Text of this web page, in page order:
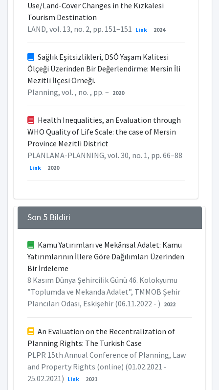
Use/Land-Cover Changes in the Kızkalesi
Tourism Destination
LAND, vol. 13, no. 2, pp. 151–151 Link 2024
Sağlık Eşitsizlikleri, DSÖ Yaşam Kalitesi
Ölçeği Üzerinden Bir Değerlendirme: Mersin İli
Mezitli İlçesi Örneği.
Planning, vol. , no. , pp. – 2020
Health Inequalities, an Evaluation through
WHO Quality of Life Scale: the case of Mersin
Province Mezitli District
PLANLAMA-PLANNING, vol. 30, no. 1, pp. 66–88
Link 2020
Son 5 Bildiri
Kamu Yatırımları ve Mekânsal Adalet: Kamu
Yatırımlarının İllere Göre Dağılımları Üzerinden
Bir İrdeleme
8 Kasım Dünya Şehircilik Günü 46. Kolokyumu
”Toplumda ve Mekanda Adalet”, TMMOB Şehir
Plancıları Odası, Eskişehir (06.11.2022 - ) 2022
An Evaluation on the Recentralization of
Planning Rights: The Turkish Case
PLPR 15th Annual Conference of Planning, Law
and Property Rights (online) (01.02.2021 -
25.02.2021) Link 2021